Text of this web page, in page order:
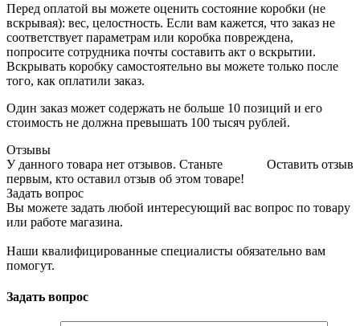
Перед оплатой вы можете оценить состояние коробки (не
вскрывая): вес, целостность. Если вам кажется, что заказ не
соответствует параметрам или коробка повреждена,
попросите сотрудника почты составить акт о вскрытии.
Вскрывать коробку самостоятельно вы можете только после
того, как оплатили заказ.
Один заказ может содержать не больше 10 позиций и его
стоимость не должна превышать 100 тысяч рублей.
Отзывы
Оставить отзыв
У данного товара нет отзывов. Станьте
первым, кто оставил отзыв об этом товаре!
Задать вопрос
Вы можете задать любой интересующий вас вопрос по товару
или работе магазина.
Наши квалифицированные специалисты обязательно вам
помогут.
Задать вопрос